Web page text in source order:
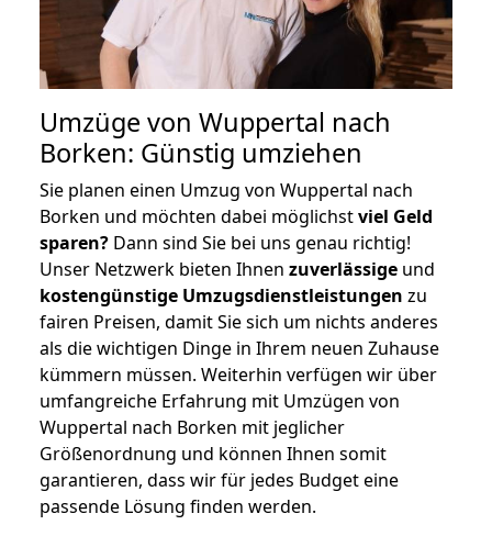
Umzüge von Wuppertal nach
Borken: Günstig umziehen
Sie planen einen Umzug von Wuppertal nach
Borken und möchten dabei möglichstviel Geld
sparen? Dann sind Sie bei uns genau richtig!
Unser Netzwerk bieten Ihnen zuverlässige und
kostengünstige Umzugsdienstleistungen zu
fairen Preisen, damit Sie sich um nichts anderes
als die wichtigen Dinge in Ihrem neuen Zuhause
kümmern müssen. Weiterhin verfügen wir über
umfangreiche Erfahrung mit Umzügen von
Wuppertal nach Borken mit jeglicher
Größenordnung und können Ihnen somit
garantieren, dass wir für jedes Budget eine
passende Lösung finden werden.